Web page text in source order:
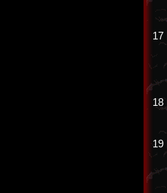
17
18
19